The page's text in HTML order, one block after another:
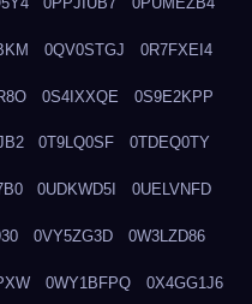
0QV0STGJ 0R7FXEI4
0S4IXXQE 0S9E2KPP
0T9LQ0SF 0TDEQ0TY
0UDKWD5I 0UELVNFD
0VY5ZG3D 0W3LZD86
0WY1BFPQ 0X4GG1J6